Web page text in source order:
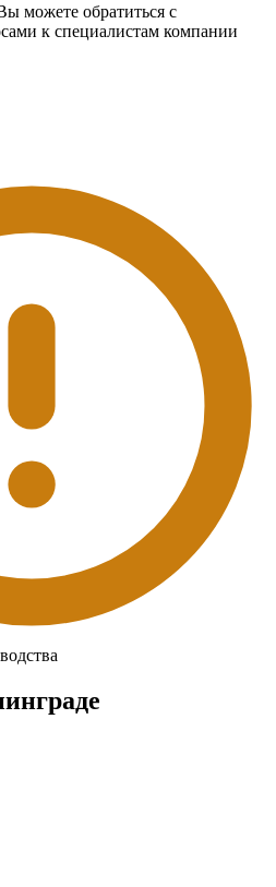
можете обратиться с
к специалистам компании